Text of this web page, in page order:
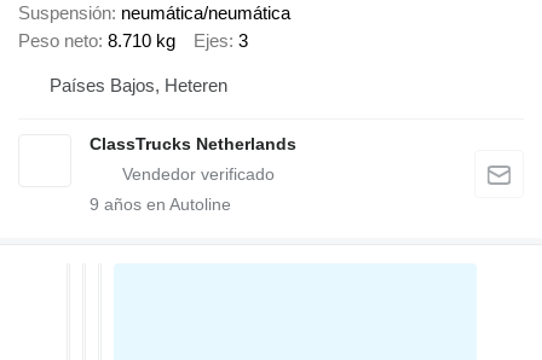
Suspensión neumática/neumática
Peso neto 8.710 kg Ejes 3
Países Bajos, Heteren
ClassTrucks Netherlands
9 años en Autoline